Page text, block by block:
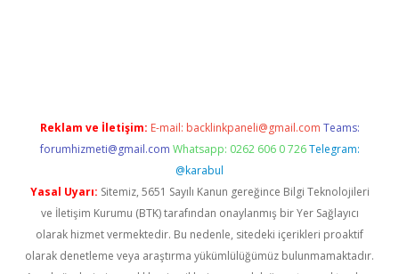
Reklam ve İletişim: E-mail: backlinkpaneli@gmail.com Teams:
forumhizmeti@gmail.com Whatsapp: 0262 606 0 726 Telegram:
@karabul
Yasal Uyarı: Sitemiz, 5651 Sayılı Kanun gereğince Bilgi Teknolojileri
ve İletişim Kurumu (BTK) tarafından onaylanmış bir Yer Sağlayıcı
olarak hizmet vermektedir. Bu nedenle, sitedeki içerikleri proaktif
olarak denetleme veya araştırma yükümlülüğümüz bulunmamaktadır.